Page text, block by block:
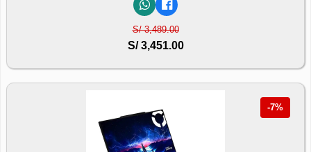
S/ 3,489.00
S/ 3,451.00
-7%